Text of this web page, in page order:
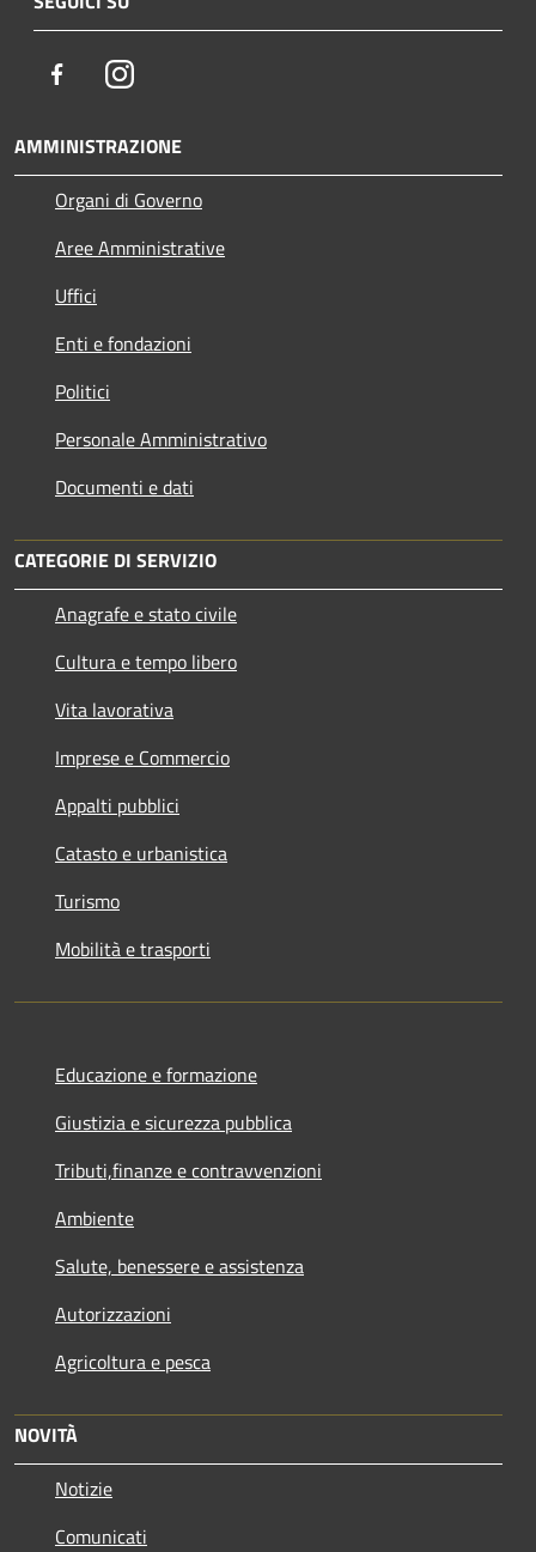
FacebookInstagram
AMMINISTRAZIONE
Organi di Governo
Aree Amministrative
Uffici
Enti e fondazioni
Politici
Personale Amministrativo
Documenti e dati
CATEGORIE DI SERVIZIO
Anagrafe e stato civile
Cultura e tempo libero
Vita lavorativa
Imprese e Commercio
Appalti pubblici
Catasto e urbanistica
Turismo
Mobilità e trasporti
Educazione e formazione
Giustizia e sicurezza pubblica
Tributi,finanze e contravvenzioni
Ambiente
Salute, benessere e assistenza
Autorizzazioni
Agricoltura e pesca
NOVITÀ
Notizie
Comunicati